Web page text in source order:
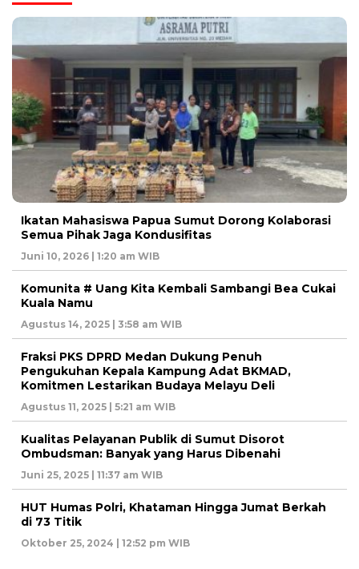
Ikatan Mahasiswa Papua Sumut Dorong Kolaborasi
Semua Pihak Jaga Kondusifitas
Juni 10, 2026 | 1:20 am WIB
Komunita # Uang Kita Kembali Sambangi Bea Cukai
Kuala Namu
Agustus 14, 2025 | 3:58 am WIB
Fraksi PKS DPRD Medan Dukung Penuh
Pengukuhan Kepala Kampung Adat BKMAD,
Komitmen Lestarikan Budaya Melayu Deli
Agustus 11, 2025 | 5:21 am WIB
Kualitas Pelayanan Publik di Sumut Disorot
Ombudsman: Banyak yang Harus Dibenahi
Juni 25, 2025 | 11:37 am WIB
HUT Humas Polri, Khataman Hingga Jumat Berkah
di 73 Titik
Oktober 25, 2024 | 12:52 pm WIB